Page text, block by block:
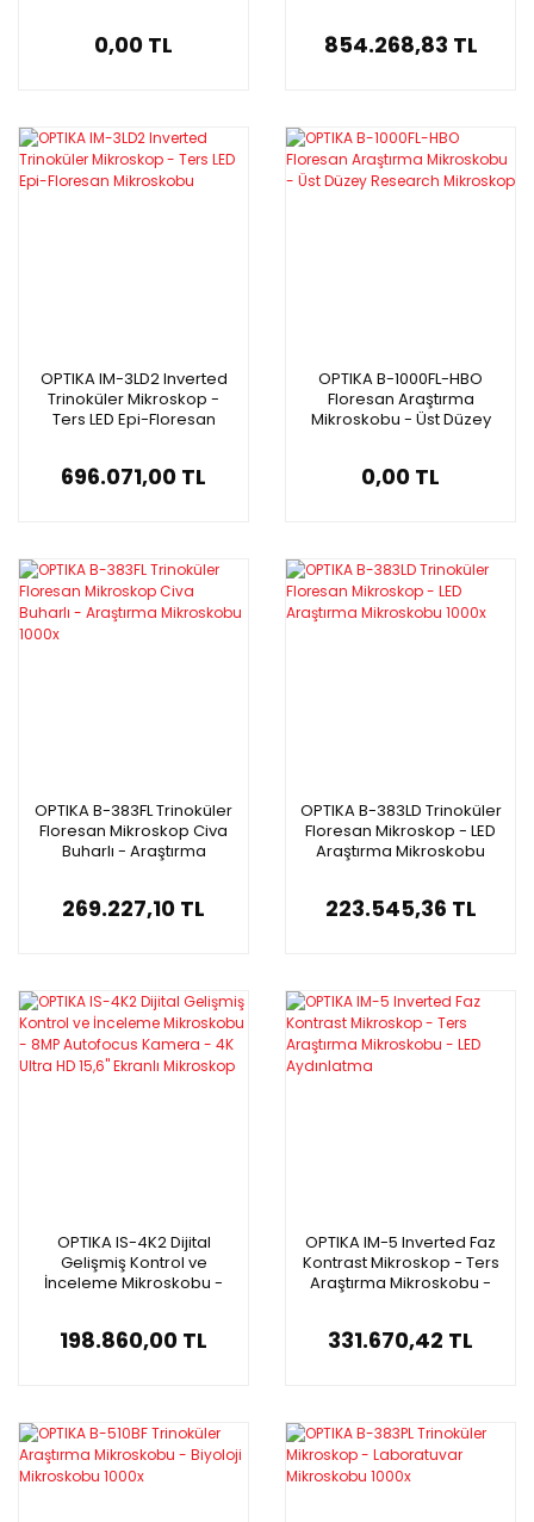
0,00 TL 854.268,83 TL
OPTIKA IM-3LD2 Inverted
Trinoküler Mikroskop -
Ters LED Epi-Floresan
696.071,00 TL
OPTIKA B-1000FL-HBO
Floresan Araştırma
Mikroskobu - Üst Düzey
0,00 TL
OPTIKA B-383FL Trinoküler
Floresan Mikroskop Civa
Buharlı - Araştırma
269.227,10 TL
OPTIKA B-383LD Trinoküler
Floresan Mikroskop - LED
Araştırma Mikroskobu
223.545,36 TL
OPTIKA IS-4K2 Dijital
Gelişmiş Kontrol ve
İnceleme Mikroskobu -
Mikroskop
198.860,00 TL
OPTIKA IM-5 Inverted Faz
Kontrast Mikroskop - Ters
Araştırma Mikroskobu -
331.670,42 TL